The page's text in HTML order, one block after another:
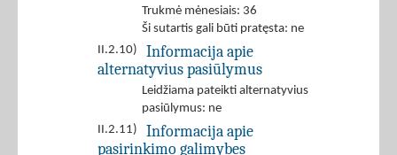
Trukmė mėnesiais: 36
Ši sutartis gali būti pratęsta: ne
II.2.10)
Informacija apie
alternatyvius pasiūlymus
Leidžiama pateikti alternatyvius
pasiūlymus: ne
II.2.11)
Informacija apie
pasirinkimo galimybes